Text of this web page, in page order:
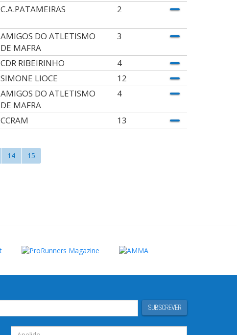
C.A.PATAMEIRAS 2
AMIGOS DO ATLETISMO
DE MAFRA
3
CDR RIBEIRINHO
4
SIMONE LIOCE
12
AMIGOS DO ATLETISMO
DE MAFRA
4
CCRAM 13
14 15
SUBSCREVER